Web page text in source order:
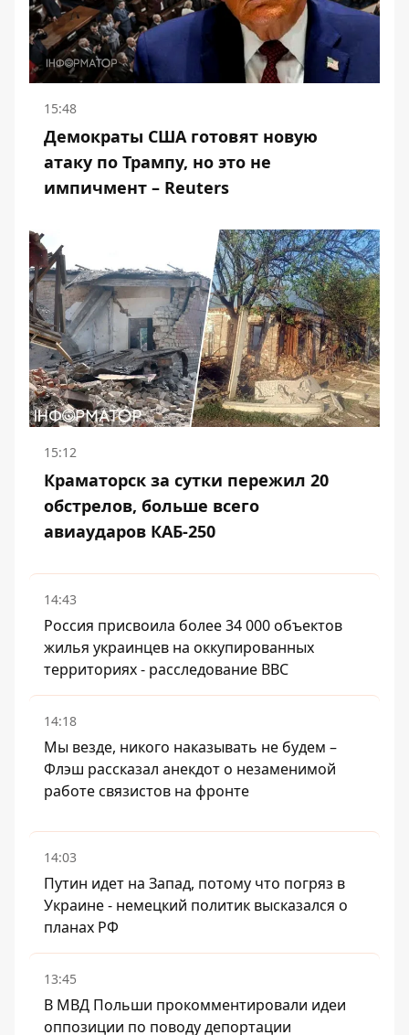
15:48
Демократы США готовят новую
атаку по Трампу, но это не
импичмент – Reuters
15:12
Краматорск за сутки пережил 20
обстрелов, больше всего
авиаударов КАБ-250
14:43
Россия присвоила более 34 000 объектов
жилья украинцев на оккупированных
территориях - расследование BBC
14:18
Мы везде, никого наказывать не будем –
Флэш рассказал анекдот о незаменимой
работе связистов на фронте
14:03
Путин идет на Запад, потому что погряз в
Украине - немецкий политик высказался о
планах РФ
13:45
В МВД Польши прокомментировали идеи
оппозиции по поводу депортации